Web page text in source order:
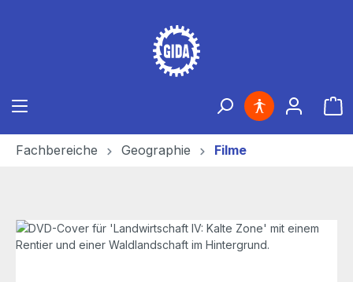
Fachbereiche Geographie Filme
Bildergalerie überspringen